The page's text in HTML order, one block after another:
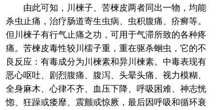
由此可知，川楝子、苦楝皮两者同出一物，均能
杀虫止痛，治疗肠道寄生虫病、虫积腹痛、疥癣等。
但川楝子有行气止痛之功，可用于气滞所致的各种疼
痛。苦楝皮毒性较川檑子重，重在驱杀蛔虫，它的不
良反应：有毒成分为川楝素和异川楝素。中毒表现有
恶心呕吐、剧烈腹痛、腹泻、头晕头痛、视力模糊、
全身麻木、心律不齐、血压下降、呼吸困难、神志恍
惚、狂躁或痿靡、震颤或惊厥，最后因呼吸和循环衰